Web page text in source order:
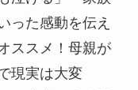
った感動を伝え
ススメ！母親が
現実は大変